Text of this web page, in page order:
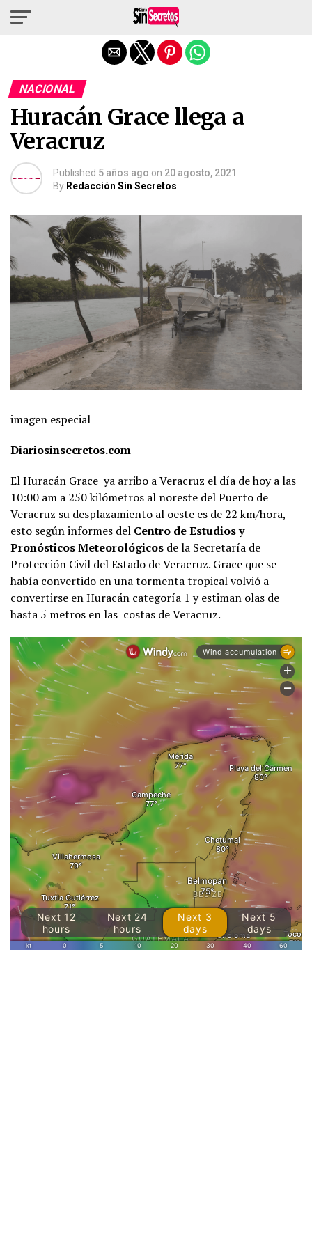
NACIONAL
Huracán Grace llega a
Veracruz
Published 5 años ago on 20 agosto, 2021
By Redacción Sin Secretos
imagen especial
Diariosinsecretos.com
El Huracán Grace ya arribo a Veracruz el día de hoy a las
10:00 am a 250 kilómetros al noreste del Puerto de
Veracruz su desplazamiento al oeste es de 22 km/hora,
esto según informes del Centro de Estudios y
Pronósticos Meteorológicos de la Secretaría de
Protección Civil del Estado de Veracruz. Grace que se
había convertido en una tormenta tropical volvió a
convertirse en Huracán categoría 1 y estiman olas de
hasta 5 metros en las costas de Veracruz.
Salir de la versión móvil